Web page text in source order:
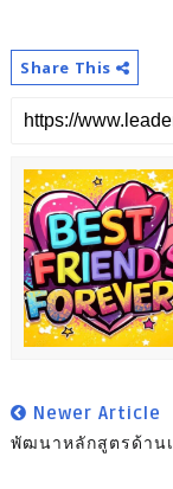
Share This
Newer Article
พัฒนาหลักสูตรด้าน